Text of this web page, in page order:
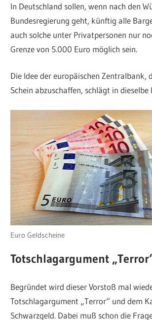
In Deutschland sollen, wenn nach den
Bundesregierung geht, künftig alle
auch solche unter Privatpersonen nur
Grenze von 5.000 Euro möglich sein.
Die Idee der europäischen Zentralbank,
Schein abzuschaffen, schlägt in dieselbe
Euro Geldscheine
Totschlagargument
Begründet wird dieser Vorstoß mal
Totschlagargument „Terror“ und dem
Schwarzgeld. Dabei muß schon die